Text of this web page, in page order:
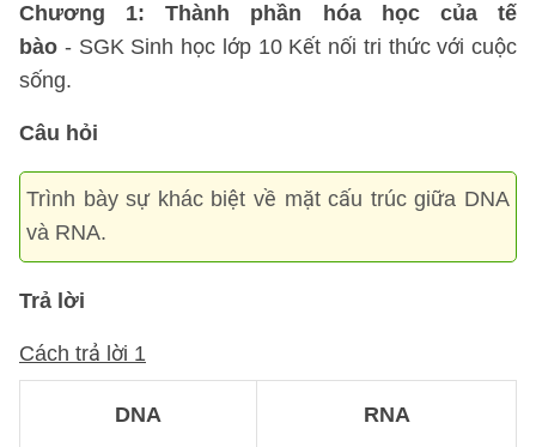
Chương 1: Thành phần hóa học của tế
bào - SGK Sinh học lớp 10 Kết nối tri thức với cuộc
sống.
Câu hỏi
Trình bày sự khác biệt về mặt cấu trúc giữa DNA
và RNA.
Trả lời
Cách trả lời 1
DNA RNA